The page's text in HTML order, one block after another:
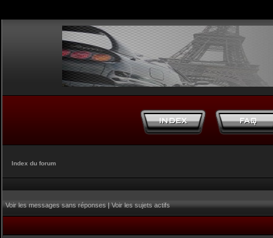
Index du forum
Voir les messages sans réponses|Voir les sujets actifs